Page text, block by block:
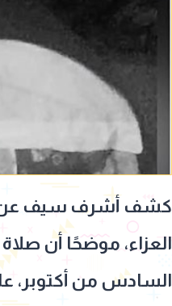
كشف أشرف سيف عن
العزاء، موضحًا أن
السادس من أكتوبر،